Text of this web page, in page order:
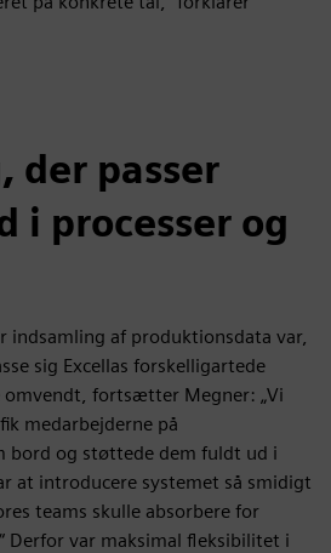
der passer
i processer og
indsamling af produktionsdata var,
sig Excellas forskelligartede
omvendt, fortsætter Megner: „Vi
medarbejderne på
bord og støttede dem fuldt ud i
at introducere systemet så smidigt
teams skulle absorbere for
Derfor var maksimal fleksibilitet i